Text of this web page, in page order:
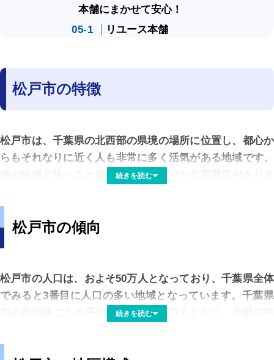
本舗にまかせて安心！
リユース本舗
松戸市の特徴
松戸市は、千葉県の北西部の県境の場所に位置し、都心か
らもそれなりに近く人も非常に多く活気がある地域です。
他の地域と比べると居住地も多く華やかな雰囲気がありま
も非常に近い場所となっています。そのような、恵まれた
条件もあり周辺の地域と同様に人口も多くなっています。
千葉県で7番目の区として誕生した松戸市は、縦横に大き
な形をした都市となっており主要な駅周辺は派手さはない
すい街として人気があり、比較的ファミリー層が多いとて
続きを読む
松戸市の傾向
松戸市の人口は、およそ50万人となっており、千葉県全体
でみると3番目に人口の多い地域となっています。千葉県
内の自治体ごとの平均人口数が11.5万人となり、市部の中
続きを読む